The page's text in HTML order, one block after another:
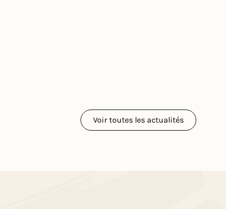
Voir toutes les actualités